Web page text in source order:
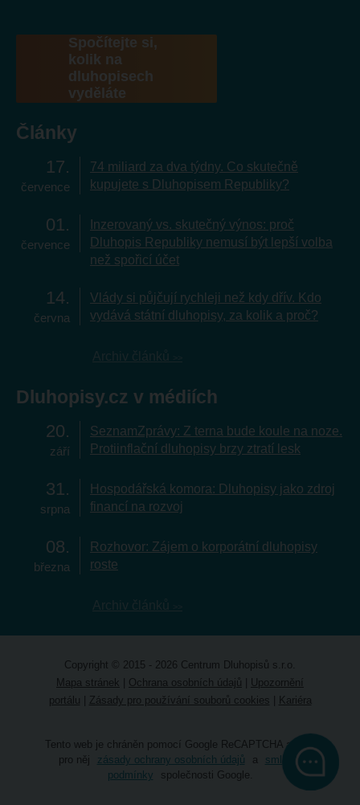
Spočítejte si,
kolik na
dluhopisech
vyděláte
Články
17
července
74 miliard za dva týdny. Co skutečně
kupujete s Dluhopisem Republiky?
01
července
Inzerovaný vs. skutečný výnos: proč
Dluhopis Republiky nemusí být lepší volba
než spořicí účet
14
června
Vlády si půjčují rychleji než kdy dřív. Kdo
vydává státní dluhopisy, za kolik a proč?
Dluhopisy.cz v médiích
20
září
SeznamZprávy: Z terna bude koule na noze.
Protiinflační dluhopisy brzy ztratí lesk
31
srpna
Hospodářská komora: Dluhopisy jako zdroj
financí na rozvoj
08
března
Rozhovor: Zájem o korporátní dluhopisy
roste
Copyright © 2015 - 2026 Centrum Dluhopisů s.r.o.
Mapa stránek
Ochrana osobních údajů
Upozornění
portálu
Zásady pro používání souborů cookies Kariéra
Tento web je chráněn pomocí Google ReCAPTCHA a platí
pro něj
zásady ochrany osobních údajů a
smluvní
podmínky
společnosti Google.